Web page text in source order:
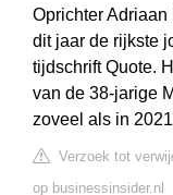
Oprichter
dit jaar de rijkste
tijdschrift Quote.
van de 38-jarige
zoveel als in
Verzoek tot
op businessinsider.nl